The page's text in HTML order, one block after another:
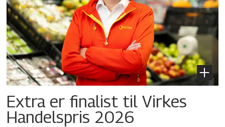
Extra er finalist til Virkes
Handelspris 2026